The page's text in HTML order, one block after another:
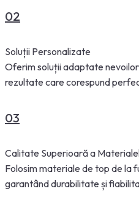
02
Soluții Personalizate
Oferim soluții adaptate
rezultate care corespund
03
Calitate Superioară a
Folosim materiale de top de la
garantând durabilitate și